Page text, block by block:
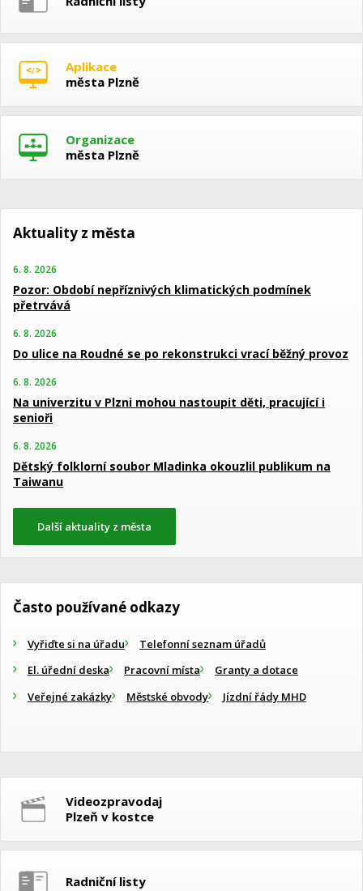
Aplikace
města Plzně
Organizace
města Plzně
Aktuality z města
6. 8. 2026
Pozor: Období nepříznivých klimatických podmínek
přetrvává
6. 8. 2026
Do ulice na Roudné se po rekonstrukci vrací běžný provoz
6. 8. 2026
Na univerzitu v Plzni mohou nastoupit děti, pracující i
senioři
6. 8. 2026
Dětský folklorní soubor Mladinka okouzlil publikum na
Taiwanu
Další aktuality z města
Často používané odkazy
Vyřiďte si na úřadu
Telefonní seznam úřadů
El. úřední deska
Pracovní místa
Granty a dotace
Veřejné zakázky
Městské obvody Jízdní řády MHD
Videozpravodaj
Plzeň v kostce
Radniční listy